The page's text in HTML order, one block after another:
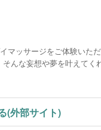
ッサージをご体験いただ
んな妄想や夢を叶えてく
(外部サイト)